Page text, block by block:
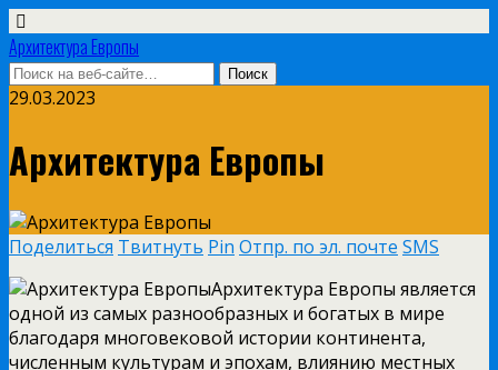
Архитектура Европы
29.03.2023
Архитектура Европы
Поделиться Твитнуть Pin Отпр. по эл. почте SMS
Архитектура Европы является
одной из самых разнообразных и богатых в мире
благодаря многовековой истории континента,
численным культурам и эпохам, влиянию местных